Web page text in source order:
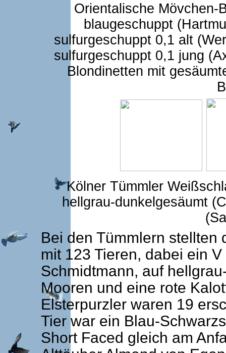
Orientalische Mövchen-
blaugeschuppt
sulfurgeschuppt 0,1 alt
sulfurgeschuppt 0,1 jung
Blondinetten mit
Kölner Tümmler
hellgrau-dunkelgesäumt
Bei den Tümmlern stellten
mit 123 Tieren, dabei ein
Schmidtmann, auf
Mooren und eine rote
Elsterpurzler waren 19
Tier war ein Blau-
Short Faced gleich am